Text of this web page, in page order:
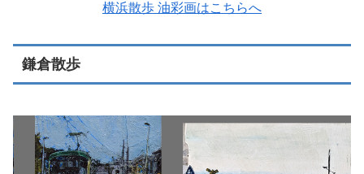
横浜散歩 油彩画はこちらへ
鎌倉散歩